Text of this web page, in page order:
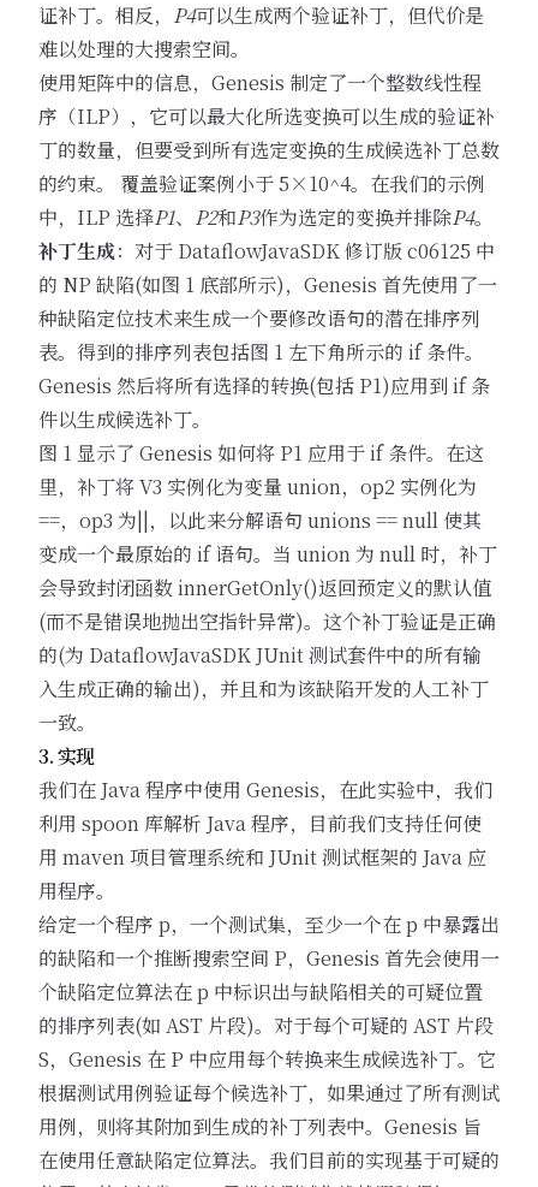
证补丁。相反， P4可以生成两个验证补丁，但代价是
难以处理的大搜索空间。
使用矩阵中的信息，Genesis 制定了一个整数线性程
序（ILP），它可以最大化所选变换可以生成的验证补
丁的数量，但要受到所有选定变换的生成候选补丁总数
的约束。 覆盖验证案例小于 5×10^4。在我们的示例
中，ILP 选择P1、 P2和P3作为选定的变换并排除P4。
补丁生成：对于 DataflowJavaSDK 修订版 c06125 中
的 NP 缺陷(如图 1 底部所示)，Genesis 首先使用了一
种缺陷定位技术来生成一个要修改语句的潜在排序列
表。得到的排序列表包括图 1 左下角所示的 if 条件。
Genesis 然后将所有选择的转换(包括 P1)应用到 if 条
件以生成候选补丁。
图 1 显示了 Genesis 如何将 P1 应用于 if 条件。在这
里，补丁将 V3 实例化为变量 union，op2 实例化为
==，op3 为||，以此来分解语句 unions == null 使其
变成一个最原始的 if 语句。当 union 为 null 时，补丁
会导致封闭函数 innerGetOnly()返回预定义的默认值
(而不是错误地抛出空指针异常)。这个补丁验证是正确
的(为 DataflowJavaSDK JUnit 测试套件中的所有输
入生成正确的输出)，并且和为该缺陷开发的人工补丁
一致。
3. 实现
我们在 Java 程序中使用 Genesis，在此实验中，我们
利用 spoon 库解析 Java 程序，目前我们支持任何使
用 maven 项目管理系统和 JUnit 测试框架的 Java 应
用程序。
给定一个程序 p，一个测试集，至少一个在 p 中暴露出
的缺陷和一个推断搜索空间 P，Genesis 首先会使用一
个缺陷定位算法在 p 中标识出与缺陷相关的可疑位置
的排序列表(如 AST 片段)。对于每个可疑的 AST 片段
S，Genesis 在 P 中应用每个转换来生成候选补丁。它
根据测试用例验证每个候选补丁，如果通过了所有测试
用例，则将其附加到生成的补丁列表中。Genesis 旨
在使用任意缺陷定位算法。我们目前的实现基于可疑的